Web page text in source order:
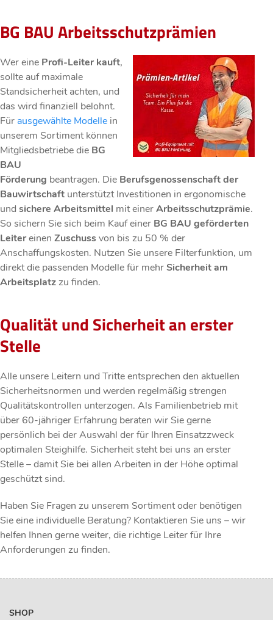
BG BAU Arbeitsschutzprämien
Wer eine Profi-Leiter kauft,
sollte auf maximale
Standsicherheit achten, und
das wird finanziell belohnt.
Für ausgewählte Modelle in
unserem Sortiment können
Mitgliedsbetriebe die BG
BAU
Förderung beantragen. Die Berufsgenossenschaft der
Bauwirtschaft unterstützt Investitionen in ergonomische
und sichere Arbeitsmittel mit einerArbeitsschutzprämie.
So sichern Sie sich beim Kauf einer BG BAU geförderten
Leitereinen Zuschuss von bis zu 50 % der
Anschaffungskosten. Nutzen Sie unsere Filterfunktion, um
direkt die passenden Modelle für mehrSicherheit am
Arbeitsplatzzu finden.
Qualität und Sicherheit an erster
Stelle
Alle unsere Leitern und Tritte entsprechen den aktuellen
Sicherheitsnormen und werden regelmäßig strengen
Qualitätskontrollen unterzogen. Als Familienbetrieb mit
über 60-jähriger Erfahrung beraten wir Sie gerne
persönlich bei der Auswahl der für Ihren Einsatzzweck
optimalen Steighilfe. Sicherheit steht bei uns an erster
Stelle – damit Sie bei allen Arbeiten in der Höhe optimal
geschützt sind.
Haben Sie Fragen zu unserem Sortiment oder benötigen
Sie eine individuelle Beratung? Kontaktieren Sie uns – wir
helfen Ihnen gerne weiter, die richtige Leiter für Ihre
Anforderungen zu finden.
SHOP